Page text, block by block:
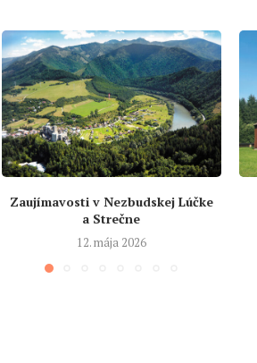
Zaujímavosti v Nezbudskej Lúčke
a Strečne
12. mája 2026